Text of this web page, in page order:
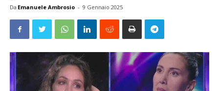
Da Emanuele Ambrosio - 9 Gennaio 2025